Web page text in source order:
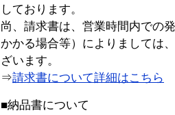
しております。
尚、請求書は、営業時間内での
かかる場合等）によりましては
ざいます。
⇒請求書について詳細はこちら
■納品書について